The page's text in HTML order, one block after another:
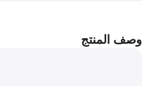
وصف المنتج